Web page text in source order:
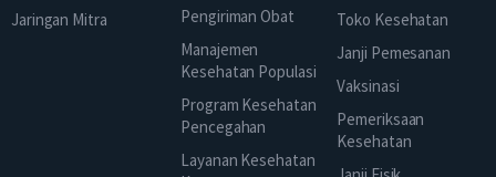
Jaringan Mitra
Pengiriman Obat
Manajemen
Kesehatan Populasi
Program Kesehatan
Pencegahan
Layanan Kesehatan
Toko Kesehatan
Janji Pemesanan
Vaksinasi
Pemeriksaan
Kesehatan